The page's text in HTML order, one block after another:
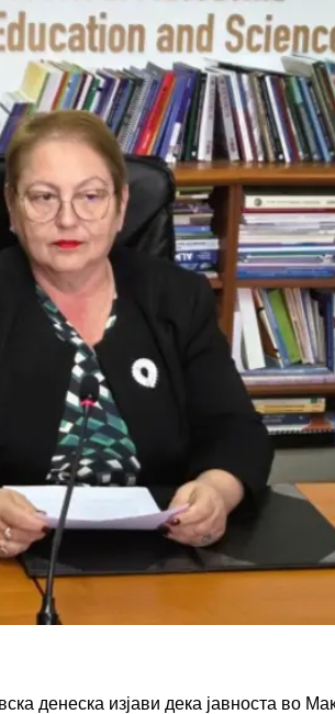
денеска изјави дека јавноста во